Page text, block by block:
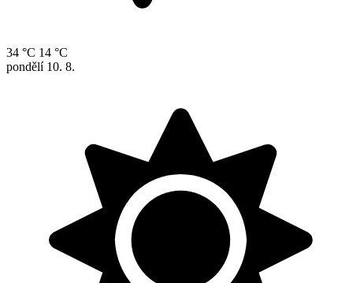
34 °C 14 °C
pondělí 10. 8.